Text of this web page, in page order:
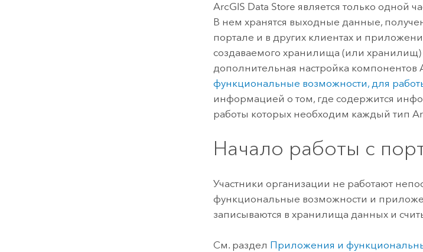
ArcGIS Data Store является только одной
В нем хранятся выходные данные,
портале и в других клиентах и
создаваемого хранилища (или хранилищ)
дополнительная настройка компонентов
функциональные возможности, для
информацией о том, где содержится
работы которых необходим каждый тип
Начало работы с
Участники организации не работают
функциональные возможности и
записываются в хранилища данных и
См. раздел Приложения и